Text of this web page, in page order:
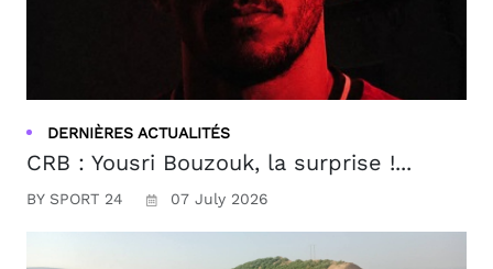
DERNIÈRES ACTUALITÉS
CRB : Yousri Bouzouk, la surprise !...
BY SPORT 24 07 July 2026